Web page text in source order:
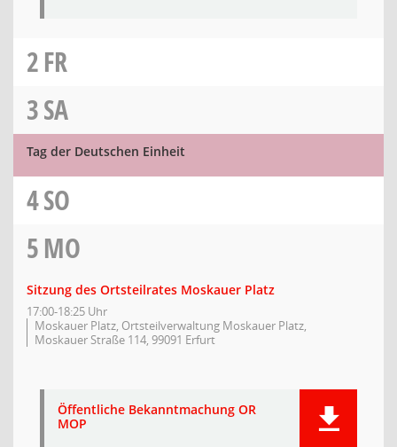
2FR
3SA
Tag der Deutschen Einheit
4SO
5MO
Sitzung des Ortsteilrates Moskauer Platz
17:00-18:25 Uhr
Moskauer Platz, Ortsteilverwaltung Moskauer Platz,
Moskauer Straße 114, 99091 Erfurt
Öffentliche Bekanntmachung OR
MOP